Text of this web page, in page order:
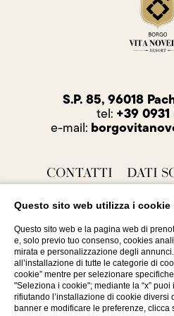
S.P. 85, 96018
tel: +39
e-mail:
CONTATTI DATI
WEBSITE BY
Questo sito web utilizza i cookie
Questo sito web e la pagina web di
e, solo previo tuo consenso, cookies
mirata e personalizzazione degli
all’installazione di tutte le categorie di
cookie” mentre per selezionare
"Seleziona i cookie"; mediante la “x”
rifiutando l’installazione di cookie diversi
banner e modificare le preferenze, clicca